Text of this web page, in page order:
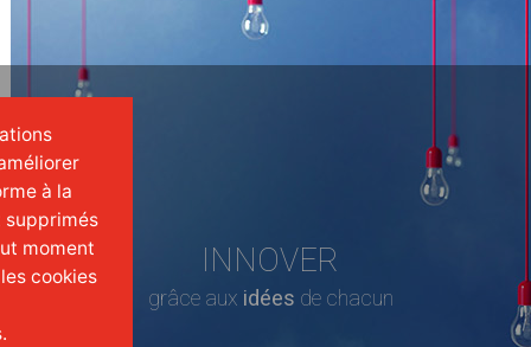
INNOVER
grâce aux idées de chacun
à la
supprimés
moment
cookies